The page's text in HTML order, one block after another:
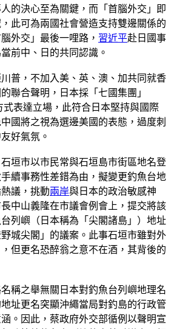
的決心至為關鍵，而「首腦外交」即
此可為兩國社會營造支持雙邊關係的
外交」最後一哩路， 習近平赴日國事
前中、日的共同認識。
普，不加入美、英、澳、加共同就香
聯合聲明，日本採「七國集團」
式表達立場，此符合日本堅持與國際
國將之視為選邊美國的表態，過度刺
好氣氛。
垣市以市民常與石垣島市街區地名登
續事務性差錯為由，擬變更釣魚台地
議，挑動兩岸與日本的政治敏感神
中山義隆在市議會例會上，提交將該
列嶼（日本稱為「尖閣諸島」）地址
城尖閣」的議案。此事石垣市雖對外
但更名恐醉翁之意不在酒，其背後的
稱之舉無關日本對釣魚台列嶼地理名
址更名突顯沖繩當局對釣島的行政管
。因此，蔡政府外交部循例以聲明宣